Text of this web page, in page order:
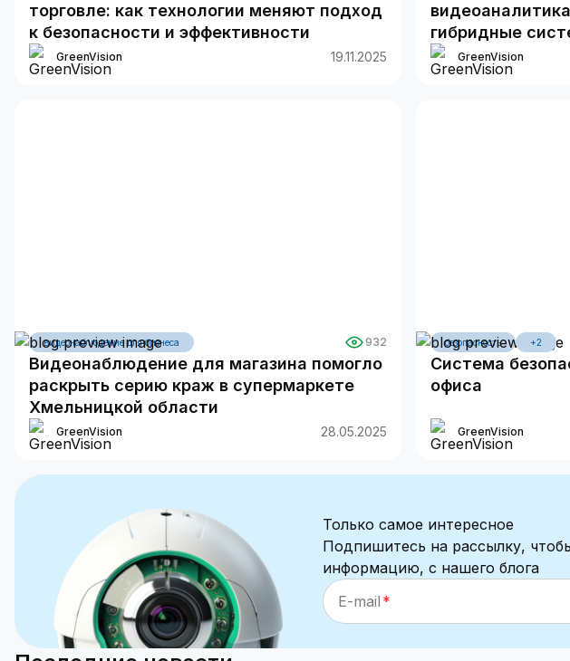
торговле: как технологии меняют подход
к безопасности и эффективности
GreenVision 19.11.2025
гибридные
GreenVision
видеонаблюдение для бизнеса 932
Видеонаблюдение для магазина помогло
раскрыть серию краж в супермаркете
Хмельницкой области
GreenVision 28.05.2025
безопасность +2
Система
офиса
GreenVision
Только самое интересное
Подпишитесь на рассылку,
информацию, с нашего блога
E-mail